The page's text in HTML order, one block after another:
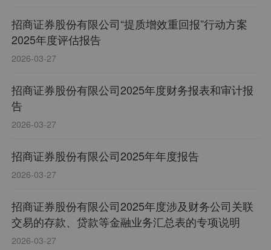
招商证券股份有限公司“提质增效重回报”行动方案
2025年度评估报告
2026-03-27
招商证券股份有限公司2025年度财务报表和审计报
告
2026-03-27
招商证券股份有限公司2025年年度报告
2026-03-27
招商证券股份有限公司2025年度涉及财务公司关联
交易的存款、贷款等金融业务汇总表的专项说明
2026-03-27